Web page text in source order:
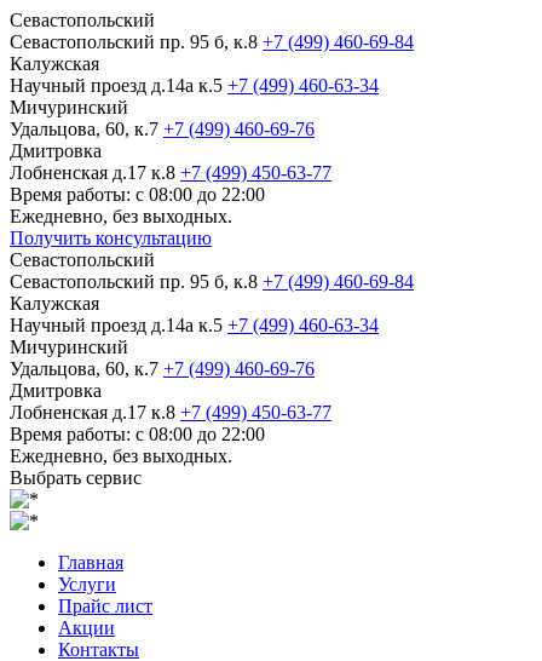
Севастопольский
Севастопольский пр. 95 б, к.8 +7 (499) 460-69-84
Калужская
Научный проезд д.14а к.5 +7 (499) 460-63-34
Мичуринский
Удальцова, 60, к.7 +7 (499) 460-69-76
Дмитровка
Лобненская д.17 к.8 +7 (499) 450-63-77
Время работы: с 08:00 до 22:00
Ежедневно, без выходных.
Получить консультацию
Севастопольский
Севастопольский пр. 95 б, к.8 +7 (499) 460-69-84
Калужская
Научный проезд д.14а к.5 +7 (499) 460-63-34
Мичуринский
Удальцова, 60, к.7 +7 (499) 460-69-76
Дмитровка
Лобненская д.17 к.8 +7 (499) 450-63-77
Время работы: с 08:00 до 22:00
Ежедневно, без выходных.
Выбрать сервис
Главная
Услуги
Прайс лист
Акции
Контакты